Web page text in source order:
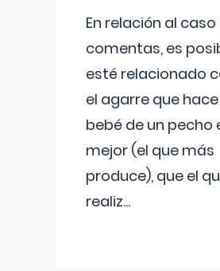
En relación al
comentas, es
esté relacionado
el agarre que
bebé de un pecho
mejor (el que más
produce), que el
realiz...